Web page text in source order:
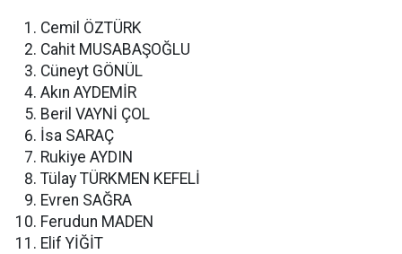
Cemil ÖZTÜRK
Cahit MUSABAŞOĞLU
Cüneyt GÖNÜL
Akın AYDEMİR
Beril VAYNİ ÇOL
İsa SARAÇ
Rukiye AYDIN
Tülay TÜRKMEN KEFELİ
Evren SAĞRA
Ferudun MADEN
Elif YİĞİT